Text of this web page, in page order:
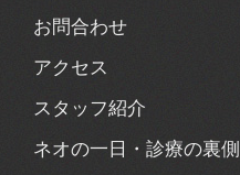
お問合わせ
アクセス
スタッフ紹介
ネオの一日・診療の裏側